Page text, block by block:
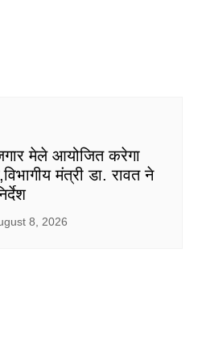
मेले आयोजित करेगा
मंत्री डा. रावत ने
8, 2026